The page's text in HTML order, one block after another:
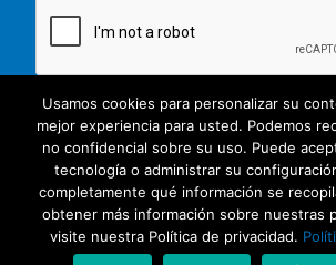
© 2026 Unate. CC Creative Commons
Usamos cookies para personalizar su
mejor experiencia para usted. Podemos
no confidencial sobre su uso. Puede
tecnología o administrar su
completamente qué información se
obtener más información sobre nuestras
visite nuestra Política de privacidad.